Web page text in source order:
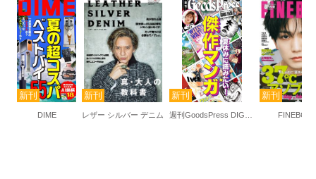
DIME レザー シルバー デニム FINEBOYS